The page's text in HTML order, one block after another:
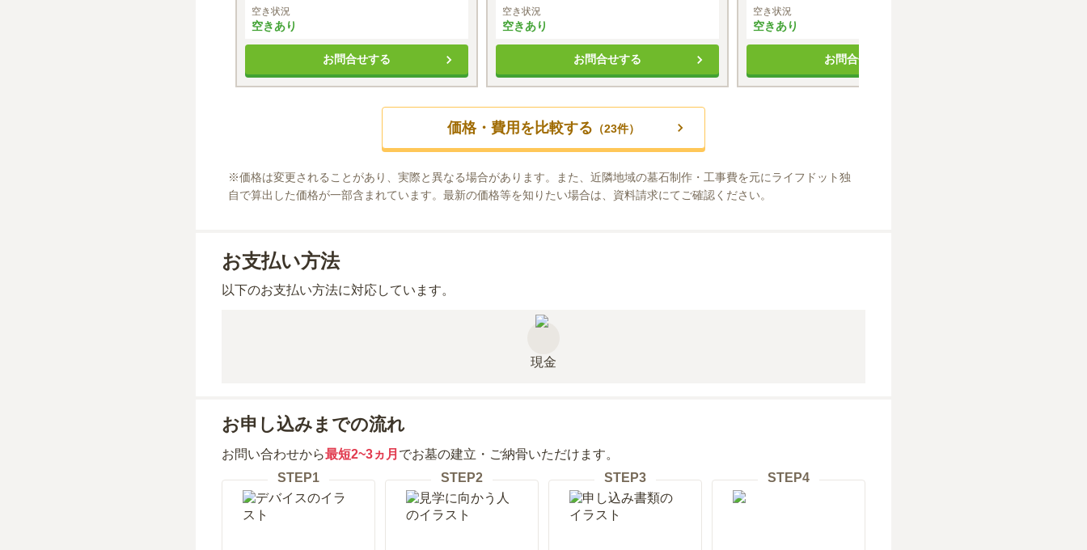
空き状況
空きあり
お問合せする
空き状況
空きあり
お問合せする
空き状況
空きあり
お問合せする
価格・費用を比較する （23件）
※価格は変更されることがあり、実際と異なる場合があります。また、近隣地域の墓石制作・工事費を元にライフドット独
自で算出した価格が一部含まれています。最新の価格等を知りたい場合は、資料請求にてご確認ください。
お支払い方法
以下のお支払い方法に対応しています。
現金
お申し込みまでの流れ
お問い合わせから最短2~3ヵ月 でお墓の建立・ご納骨いただけます。
STEP1 STEP2 STEP3 STEP4